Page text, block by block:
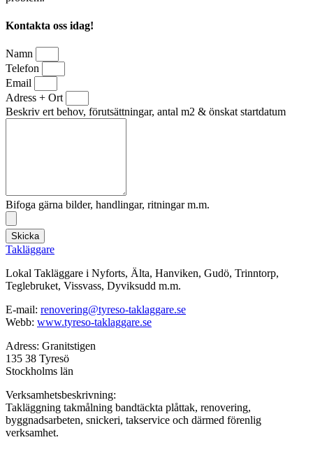
Kontakta oss idag!
Namn
Telefon
Email
Adress + Ort
Beskriv ert behov, förutsättningar, antal m2 & önskat startdatum
Bifoga gärna bilder, handlingar, ritningar m.m.
Skicka
Takläggare
Lokal Takläggare i Nyforts, Älta, Hanviken, Gudö, Trinntorp,
Teglebruket, Vissvass, Dyviksudd m.m.
E-mail: renovering@tyreso-taklaggare.se
Webb: www.tyreso-taklaggare.se
Adress: Granitstigen
135 38 Tyresö
Stockholms län
Verksamhetsbeskrivning:
Takläggning takmålning bandtäckta plåttak, renovering,
byggnadsarbeten, snickeri, takservice och därmed förenlig
verksamhet.